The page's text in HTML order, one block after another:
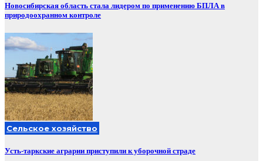
Новосибирская область стала лидером по применению БПЛА в
природоохранном контроле
Сельское хозяйство
Усть-таркские аграрии приступили к уборочной страде